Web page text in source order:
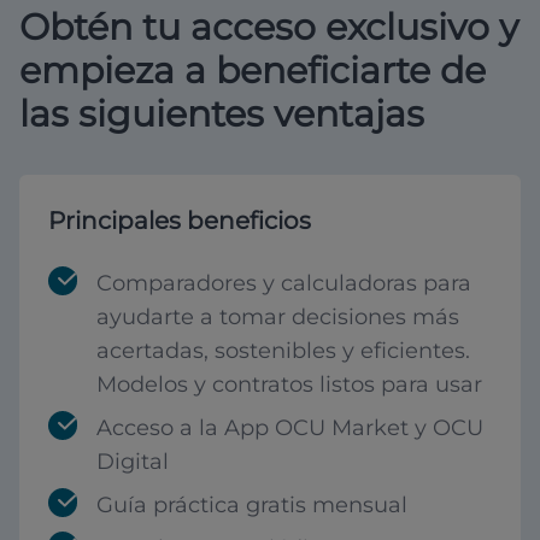
Obtén tu acceso exclusivo y
empieza a beneficiarte de
las siguientes ventajas
Principales beneficios
Comparadores y calculadoras para
ayudarte a tomar decisiones más
acertadas, sostenibles y eficientes.
Modelos y contratos listos para usar
Acceso a la App OCU Market y OCU
Digital
Guía práctica gratis mensual